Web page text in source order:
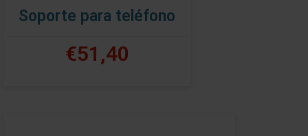
Soporte para teléfono
€51,40